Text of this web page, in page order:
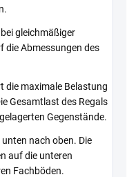
gleichmäßiger
die Abmessungen des
die maximale Belastung
Gesamtlast des Regals
Gegenstände.
nach oben. Die
auf die unteren
Fachböden.